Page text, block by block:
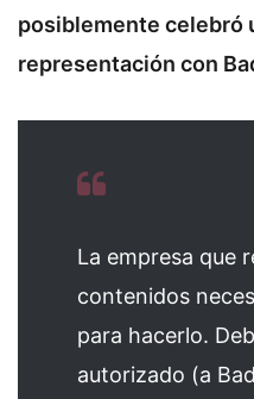
posiblemente celebró
representación con
La empresa que
contenidos
para hacerlo.
autorizado (a